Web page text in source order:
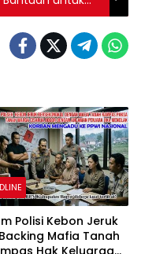
Polisi Kebon Jeruk
Mafia Tanah
Hak Keluarga